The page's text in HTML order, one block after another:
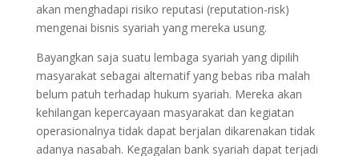
akan menghadapi risiko reputasi (reputation-risk)
mengenai bisnis syariah yang mereka usung.
Bayangkan saja suatu lembaga syariah yang dipilih
masyarakat sebagai alternatif yang bebas riba malah
belum patuh terhadap hukum syariah. Mereka akan
kehilangan kepercayaan masyarakat dan kegiatan
operasionalnya tidak dapat berjalan dikarenakan tidak
adanya nasabah. Kegagalan bank syariah dapat terjadi